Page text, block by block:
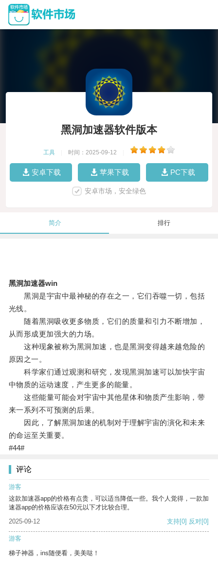
黑洞加速器软件版本
工具 时间：2025-09-12
安卓下载 苹果下载 PC下载
安卓市场，安全绿色
简介 排行
黑洞加速器win
黑洞是宇宙中最神秘的存在之一，它们吞噬一切，包括
光线。
随着黑洞吸收更多物质，它们的质量和引力不断增加，
从而形成更加强大的力场。
这种现象被称为黑洞加速，也是黑洞变得越来越危险的
原因之一。
科学家们通过观测和研究，发现黑洞加速可以加快宇宙
中物质的运动速度，产生更多的能量。
这些能量可能会对宇宙中其他星体和物质产生影响，带
来一系列不可预测的后果。
因此，了解黑洞加速的机制对于理解宇宙的演化和未来
的命运至关重要。
#44#
评论
游客
这款加速器app的价格有点贵，可以适当降低一些。我个人觉得，一款加
速器app的价格应该在50元以下才比较合理。
2025-09-12
支持[0] 反对[0]
游客
梯子神器，ins随便看，美美哒！